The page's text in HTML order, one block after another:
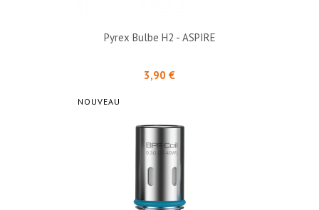
Pyrex Bulbe H2 - ASPIRE
3,90 €
NOUVEAU